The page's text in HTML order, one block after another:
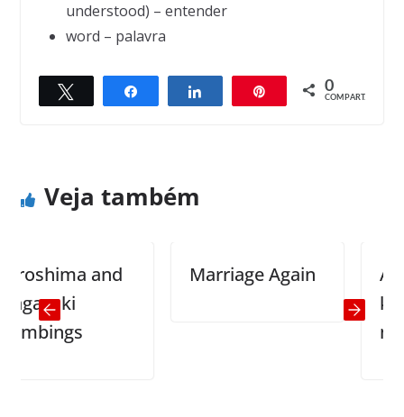
understood) – entender
word – palavra
Compartilhar Compartilhar 0
COMPART.
← Previous
Next →
Veja também
and
Marriage Again
A
keep